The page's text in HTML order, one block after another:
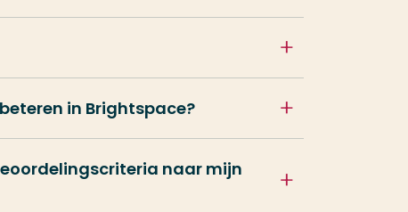
in Brightspace?
naar mijn